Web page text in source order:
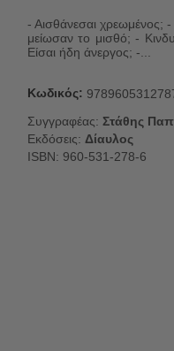
- Αισθάνεσαι χρεωμένος;
μείωσαν το μισθό; -
Είσαι ήδη άνεργος; -...
Κωδικός:
Συγγραφέας: Στάθης
Εκδόσεις: Δίαυλος
ISBN: 960-531-278-6